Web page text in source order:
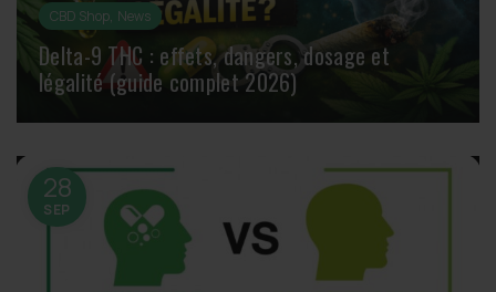
CBD Shop, News
Delta-9 THC : effets, dangers, dosage et
légalité (guide complet 2026)
28
SEP